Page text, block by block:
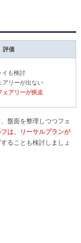
評価
イも検討
アリーが出ない
ェアリーが疾走
盤面を整理しつつフェ
は、リーサルプランが
ることも検討しましょ